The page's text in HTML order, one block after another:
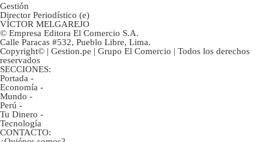
Gestión
Director Periodístico (e)
VÍCTOR MELGAREJO
© Empresa Editora El Comercio S.A.
Calle Paracas #532, Pueblo Libre, Lima.
Copyright© | Gestion.pe | Grupo El Comercio | Todos los derechos
reservados
SECCIONES:
Portada -
Economía -
Mundo -
Perú -
Tu Dinero -
Tecnología
CONTACTO: